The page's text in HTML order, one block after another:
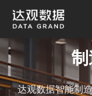
达观数据智能制